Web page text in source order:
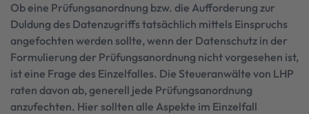
Ob eine Prüfungsanordnung bzw. die Aufforderung zur
Duldung des Datenzugriffs tatsächlich mittels Einspruchs
angefochten werden sollte, wenn der Datenschutz in der
Formulierung der Prüfungsanordnung nicht vorgesehen ist,
ist eine Frage des Einzelfalles. Die Steueranwälte von LHP
raten davon ab, generell jede Prüfungsanordnung
anzufechten. Hier sollten alle Aspekte im Einzelfall